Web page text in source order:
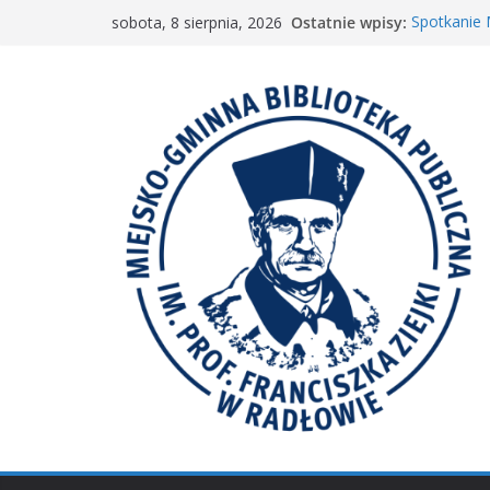
sobota, 8 sierpnia, 2026 Ostatnie wpisy: Spotkanie